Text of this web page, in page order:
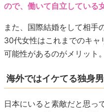
ので、働いて自立している
また、国際結婚をして相手
30代女性はこれまでのキャ
可能性があるのがメリット。
海外ではイケてる独身
日本にいると素敵だと思っ